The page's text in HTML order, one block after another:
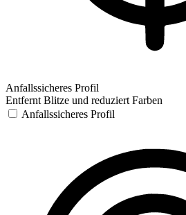
Anfallssicheres Profil
Entfernt Blitze und reduziert Farben
Anfallssicheres Profil